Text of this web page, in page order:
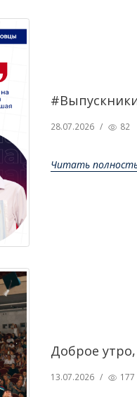
28.07.2026 / 82
Читать
Доброе
13.07.2026 / 177